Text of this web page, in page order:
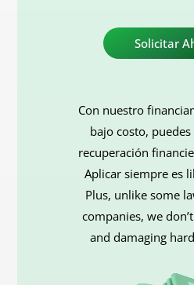
Con nuestro
bajo costo,
recuperación
Aplicar siempre es
Plus, unlike some
companies, we
and damaging